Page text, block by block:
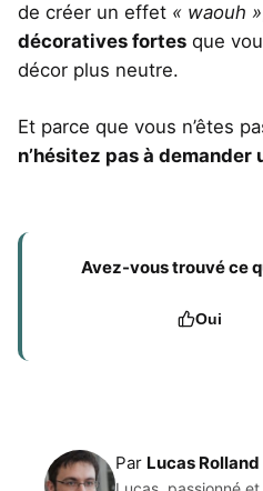
de créer un effet « waouh »
décoratives fortes que
décor plus neutre.
Et parce que vous n’êtes
n’hésitez pas à demander
Avez-vous trouvé ce
Oui
Par Lucas Rolland